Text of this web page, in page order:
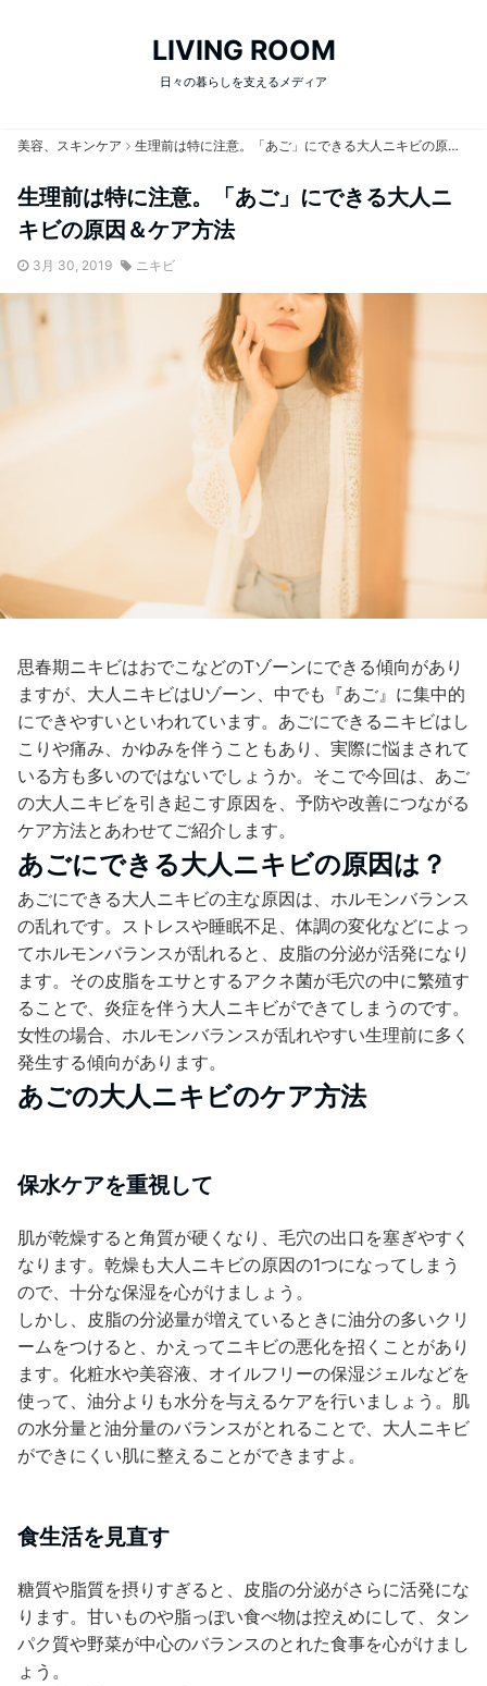
LIVING ROOM
日々の暮らしを支えるメディア
美容、スキンケア 生理前は特に注意。「あご」にできる大人ニキビの原因＆ケア方法
生理前は特に注意。「あご」にできる大人ニ
キビの原因＆ケア方法
3月 30, 2019 ニキビ
思春期ニキビはおでこなどのTゾーンにできる傾向があり
ますが、大人ニキビはUゾーン、中でも『あご』に集中的
にできやすいといわれています。あごにできるニキビはし
こりや痛み、かゆみを伴うこともあり、実際に悩まされて
いる方も多いのではないでしょうか。そこで今回は、あご
の大人ニキビを引き起こす原因を、予防や改善につながる
ケア方法とあわせてご紹介します。
あごにできる大人ニキビの原因は？
あごにできる大人ニキビの主な原因は、ホルモンバランス
の乱れです。ストレスや睡眠不足、体調の変化などによっ
てホルモンバランスが乱れると、皮脂の分泌が活発になり
ます。その皮脂をエサとするアクネ菌が毛穴の中に繁殖す
ることで、炎症を伴う大人ニキビができてしまうのです。
女性の場合、ホルモンバランスが乱れやすい生理前に多く
発生する傾向があります。
あごの大人ニキビのケア方法
保水ケアを重視して
肌が乾燥すると角質が硬くなり、毛穴の出口を塞ぎやすく
なります。乾燥も大人ニキビの原因の1つになってしまう
ので、十分な保湿を心がけましょう。
しかし、皮脂の分泌量が増えているときに油分の多いクリ
ームをつけると、かえってニキビの悪化を招くことがあり
ます。化粧水や美容液、オイルフリーの保湿ジェルなどを
使って、油分よりも水分を与えるケアを行いましょう。肌
の水分量と油分量のバランスがとれることで、大人ニキビ
ができにくい肌に整えることができますよ。
食生活を見直す
糖質や脂質を摂りすぎると、皮脂の分泌がさらに活発にな
ります。甘いものや脂っぽい食べ物は控えめにして、タン
パク質や野菜が中心のバランスのとれた食事を心がけまし
ょう。